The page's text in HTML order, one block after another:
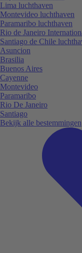
Lima luchthaven
Montevideo luchthaven
Paramaribo luchthaven
Rio de Janeiro
Santiago de Chile
Asuncion
Brasilia
Buenos Aires
Cayenne
Montevideo
Paramaribo
Rio De Janeiro
Santiago
Bekijk alle bestemmingen